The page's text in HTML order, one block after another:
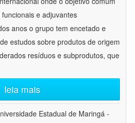
e adjuvantes
anos o grupo tem encetado e
estudos sobre produtos de origem
resíduos e subprodutos, que
leia mais
Estadual de Maringá -